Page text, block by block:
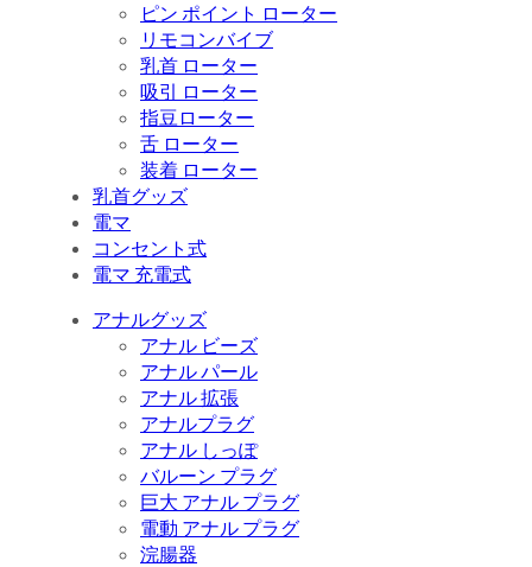
ピン ポイント ローター
リモコンバイブ
乳首 ローター
吸引 ローター
指豆ローター
舌 ローター
装着 ローター
乳首グッズ
電マ
コンセント式
電マ 充電式
アナルグッズ
アナル ビーズ
アナル パール
アナル 拡張
アナルプラグ
アナル しっぽ
バルーン プラグ
巨大 アナル プラグ
電動 アナル プラグ
浣腸器